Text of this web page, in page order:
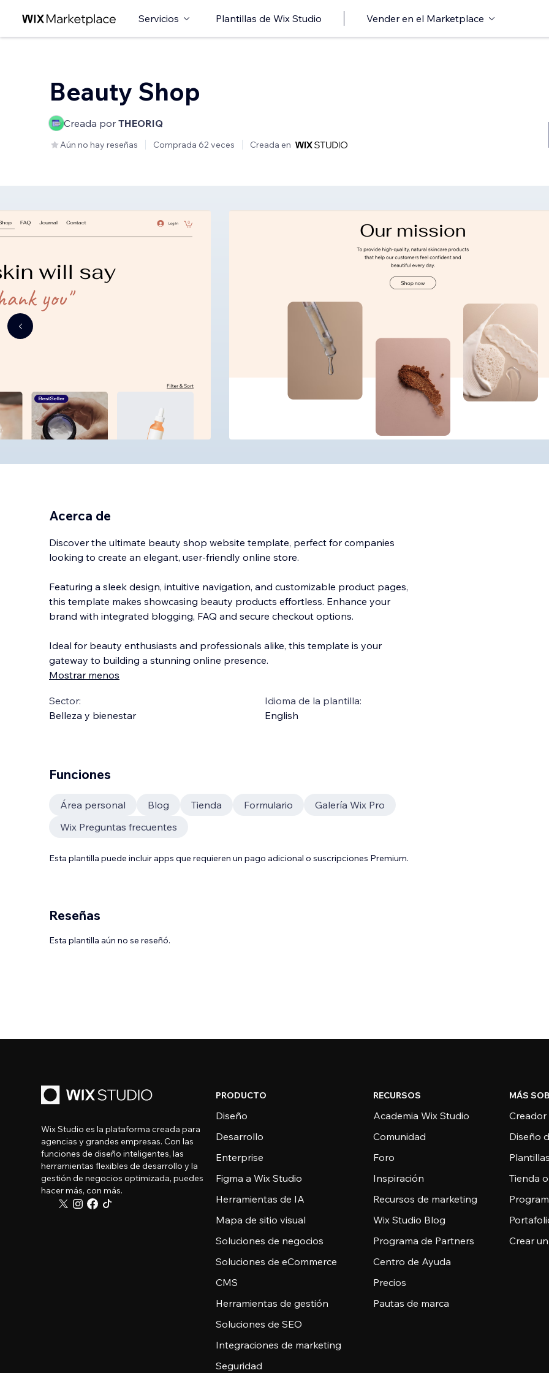
Servicios Plantillas de Wix Studio Vender en el Marketplace
Beauty Shop
Creada por THEORIQ
Aún no hay reseñas Comprada 62 veces Creada en
Acerca de
Discover the ultimate beauty shop website template, perfect for companies
looking to create an elegant, user-friendly online store.
Featuring a sleek design, intuitive navigation, and customizable product pages,
this template makes showcasing beauty products effortless. Enhance your
brand with integrated blogging, FAQ and secure checkout options.
Ideal for beauty enthusiasts and professionals alike, this template is your
gateway to building a stunning online presence.
Mostrar menos
Sector:
Belleza y bienestar
Idioma de la plantilla:
English
Funciones
Área personal Blog Tienda Formulario
Galería Wix Pro
Wix Preguntas frecuentes
Esta plantilla puede incluir apps que requieren un pago adicional o suscripciones Premium.
Reseñas
Esta plantilla aún no se reseñó.
Wix Studio es la plataforma creada para
agencias y grandes empresas. Con las
funciones de diseño inteligentes, las
herramientas flexibles de desarrollo y la
gestión de negocios optimizada, puedes
hacer más, con más.
PRODUCTO
Diseño
Desarrollo
Enterprise
Figma a Wix Studio
Herramientas de IA
Mapa de sitio visual
Soluciones de negocios
Soluciones de eCommerce
CMS
Herramientas de gestión
Soluciones de SEO
Integraciones de marketing
Seguridad
RECURSOS
Academia Wix Studio
Comunidad
Foro
Inspiración
Recursos de marketing
Wix Studio Blog
Programa de Partners
Centro de Ayuda
Precios
Pautas de marca
MÁS
Diseño
Tienda
Crear